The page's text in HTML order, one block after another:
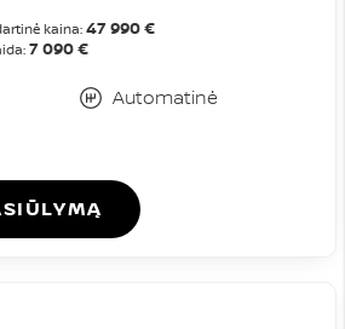
kaina: 47 990 €
7 090 €
Automatinė